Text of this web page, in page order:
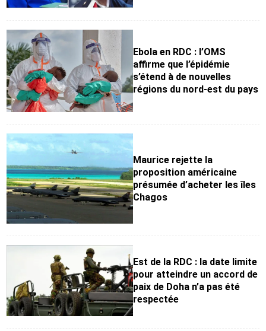
Ebola en RDC : l’OMS
affirme que l’épidémie
s’étend à de nouvelles
régions du nord-est du pays
Maurice rejette la
proposition américaine
présumée d’acheter les îles
Chagos
Est de la RDC : la date limite
pour atteindre un accord de
paix de Doha n’a pas été
respectée